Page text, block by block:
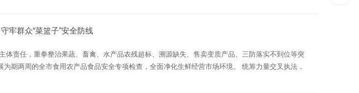
牢群众“菜篮子”安全防线
体责任，重拳整治果蔬、畜禽、水产品农残超标、溯源缺失、售卖变质产品、三防落实不到位等突
期两周的全市食用农产品食品安全专项检查，全面净化生鲜经营市场环境。 统筹力量交叉执法，